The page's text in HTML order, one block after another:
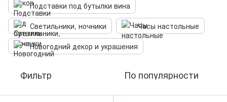
Подставки под бутылки вина
Светильники, ночники
Часы настольные
Новогодний декор и украшения
Фильтр По популярности